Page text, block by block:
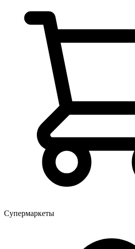
Супермаркеты